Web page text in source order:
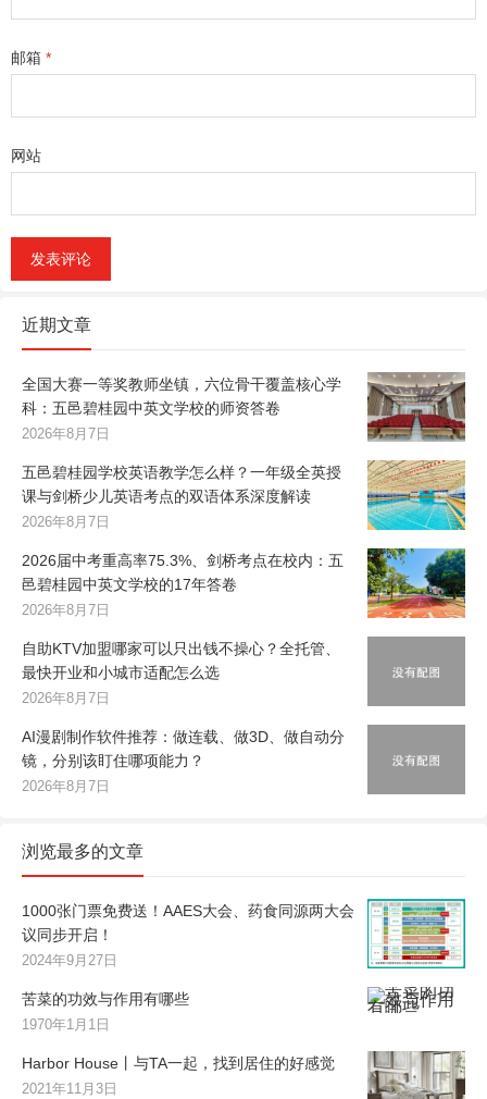
邮箱 *
网站
近期文章
全国大赛一等奖教师坐镇，六位骨干覆盖核心学
科：五邑碧桂园中英文学校的师资答卷
2026年8月7日
五邑碧桂园学校英语教学怎么样？一年级全英授
课与剑桥少儿英语考点的双语体系深度解读
2026年8月7日
2026届中考重高率75.3%、剑桥考点在校内：五
邑碧桂园中英文学校的17年答卷
2026年8月7日
自助KTV加盟哪家可以只出钱不操心？全托管、
最快开业和小城市适配怎么选
2026年8月7日
AI漫剧制作软件推荐：做连载、做3D、做自动分
镜，分别该盯住哪项能力？
2026年8月7日
浏览最多的文章
1000张门票免费送！AAES大会、药食同源两大会
议同步开启！
2024年9月27日
苦菜的功效与作用有哪些
1970年1月1日
Harbor House丨与TA一起，找到居住的好感觉
2021年11月3日